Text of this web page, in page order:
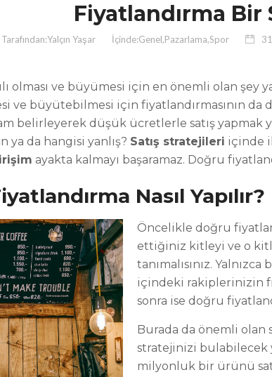
Fiyatlandırma Bir
Tarafından:Yalçın Yaşar İçinde:Genel,Pazarlama,Spor
olması ve büyümesi için en önemli olan
ve büyütebilmesi için fiyatlandırmasının
belirleyerek düşük ücretlerle satış
ya da hangisi yanlış? Satış stratejileri içinde
ayakta kalmayı başaramaz. Doğru
Nasıl Yapılır?
Öncelikle doğru
ettiğiniz kitleyi ve o
tanımalısınız.
içindeki rakiplerinizin
sonra ise doğru
Burada da önemli olan
stratejinizi bulabilecek
milyonluk bir ürünü